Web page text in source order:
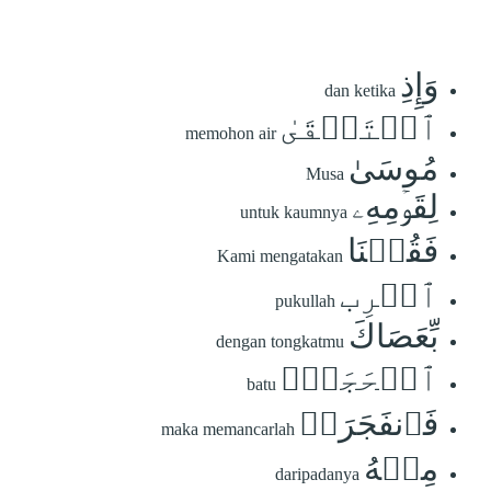
وَإِذِ dan ketika
ٱسۡتَسۡقَىٰ memohon air
مُوسَىٰ Musa
لِقَوۡمِهِۦ untuk kaumnya
فَقُلۡنَا Kami mengatakan
ٱضۡرِب pukullah
بِّعَصَاكَ dengan tongkatmu
ٱلۡحَجَرَۖ batu
فَٱنفَجَرَتۡ maka memancarlah
مِنۡهُ daripadanya